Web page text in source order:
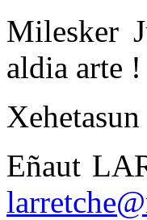
Milesker
aldia arte !
Eñaut